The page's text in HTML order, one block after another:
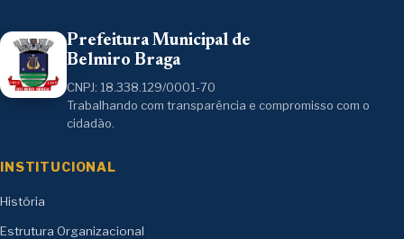
Prefeitura Municipal de
Belmiro Braga
CNPJ: 18.338.129/0001-70
Trabalhando com transparência e compromisso com o
cidadão.
INSTITUCIONAL
História
Estrutura Organizacional